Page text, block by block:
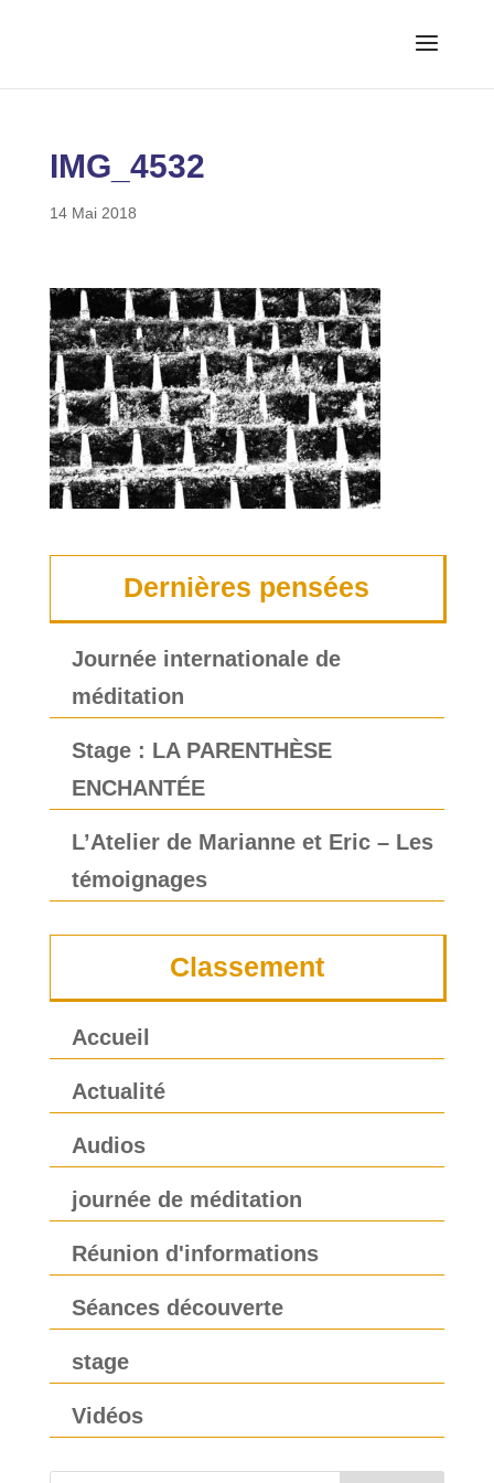
IMG_4532
14 Mai 2018
Dernières pensées
Journée internationale de
méditation
Stage : LA PARENTHÈSE
ENCHANTÉE
L’Atelier de Marianne et Eric – Les
témoignages
Classement
Accueil
Actualité
Audios
journée de méditation
Réunion d'informations
Séances découverte
stage
Vidéos